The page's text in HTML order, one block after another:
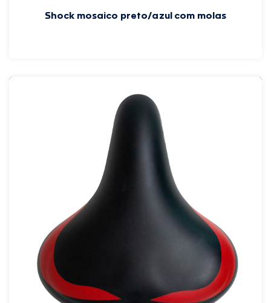
Shock mosaico preto/azul com molas